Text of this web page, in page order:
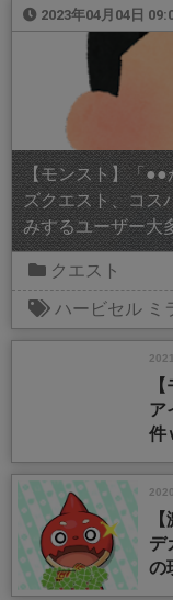
2023年04月04日
【モンスト】「●●
ズクエスト、コス
みするユーザ
クエスト
ハービセル ミ
ア
件
デ